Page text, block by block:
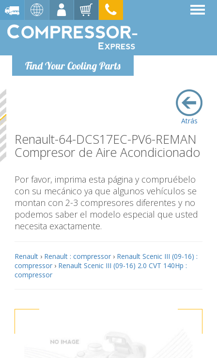
Find Your Cooling Parts
Atrás
Renault-64-DCS17EC-PV6-REMAN
Compresor de Aire Acondicionado
Por favor, imprima esta página y compruébelo
con su mecánico ya que algunos vehículos se
montan con 2-3 compresores diferentes y no
podemos saber el modelo especial que usted
necesita exactamente.
Renault › Renault : compressor › Renault Scenic III (09-16) :
compressor › Renault Scenic III (09-16) 2.0 CVT 140Hp :
compressor